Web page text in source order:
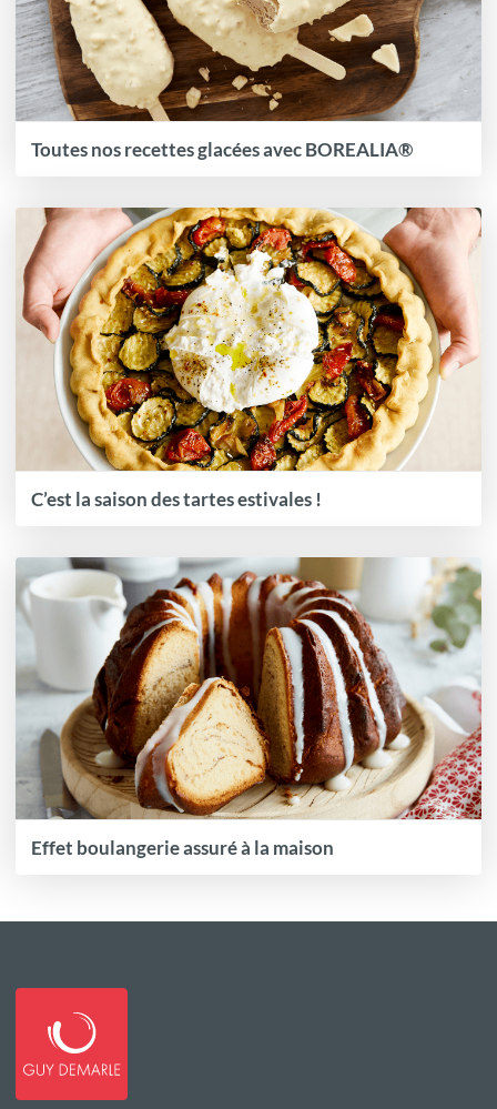
Toutes nos recettes glacées avec BOREALIA®
C’est la saison des tartes estivales !
Effet boulangerie assuré à la maison